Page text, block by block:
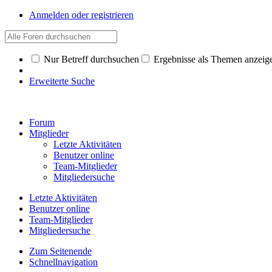
Anmelden oder registrieren
Nur Betreff durchsuchen Ergebnisse als Themen
Erweiterte Suche
Forum
Mitglieder
Letzte Aktivitäten
Benutzer online
Team-Mitglieder
Mitgliedersuche
Letzte Aktivitäten
Benutzer online
Team-Mitglieder
Mitgliedersuche
Zum Seitenende
Schnellnavigation